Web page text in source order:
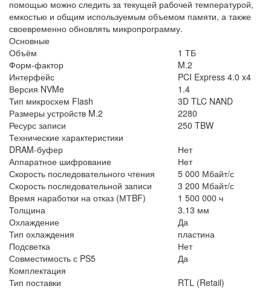
помощью можно следить за текущей рабочей температурой,
емкостью и общим используемым объемом памяти, а также
своевременно обновлять микропрограмму.
Основные
Объём
1 ТБ
Форм-фактор
M.2
Интерфейс
PCI Express 4.0 x4
Версия NVMe
1.4
Тип микросхем Flash
3D TLC NAND
Размеры устройств M.2
2280
Ресурс записи
250 TBW
Технические характеристики
DRAM-буфер
Нет
Аппаратное шифрование
Нет
Скорость последовательного чтения
5 000 Мбайт/с
Скорость последовательной записи
3 200 Мбайт/с
Время наработки на отказ (МТBF)
1 500 000 ч
Толщина
3.13 мм
Охлаждение
Да
Тип охлаждения
пластина
Подсветка
Нет
Совместимость с PS5
Да
Комплектация
Тип поставки
RTL (Retail)